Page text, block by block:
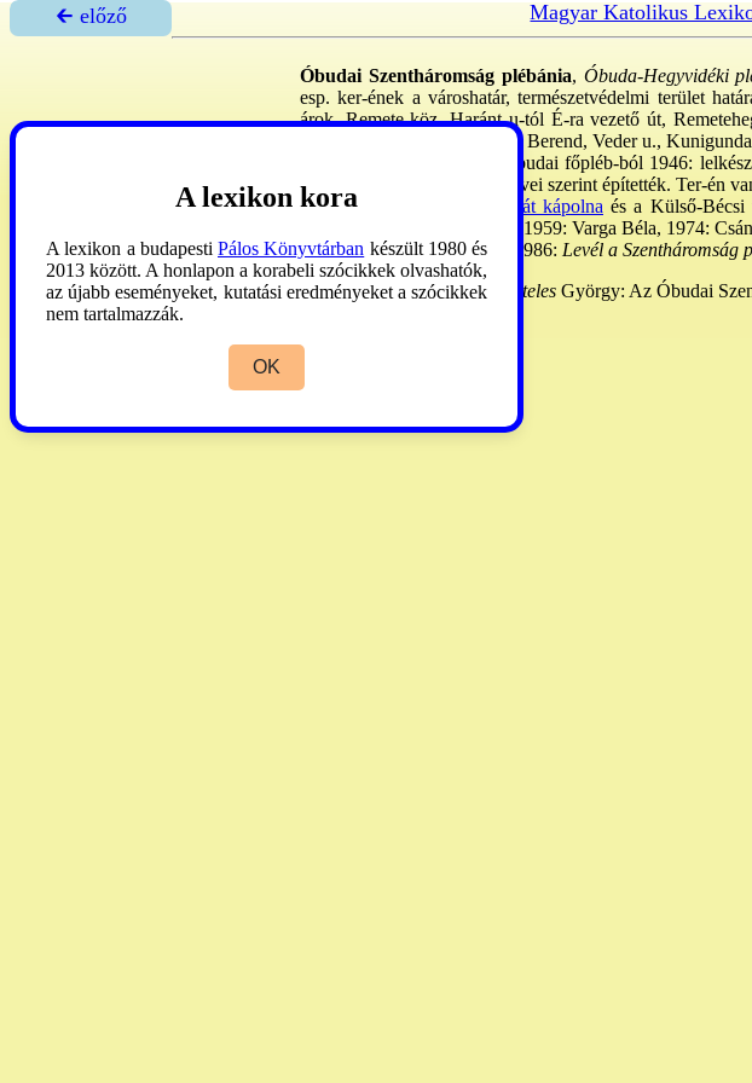
🡰 előző Magyar Katolikus
Óbudai Szentháromság plébánia, Óbuda-Hegyvidéki
esp. ker-ének a városhatár, természetvédelmi terület
árok, Remete köz, Haránt u-tól É-ra vezető út,
Föld, Solymár, Vihar, Raktár, Berend, Veder u.,
a Péterhegyi erdő is. - Az óbudai főpléb-ból 1946:
mait 1984: Perczel Dénes tervei szerint építették. Ter-én
a→Farkastoroki Szent Donát kápolna és a Külső-Bécsi
1947: Balinszki-Cs. B. Imre, 1959: Varga Béla, 1974:
össz. 30.000. -Kat. sajtója : 1986: Levél a Szentháromság
Schem. Strig . 1982:276. - Köteles György: Az Óbudai
A lexikon kora
A lexikon a budapesti Pálos Könyvtárban készült 1980 és
2013 között. A honlapon a korabeli szócikkek olvashatók,
az újabb eseményeket, kutatási eredményeket a szócikkek
nem tartalmazzák.
OK